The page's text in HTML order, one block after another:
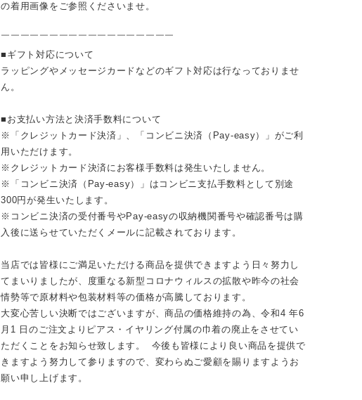
の着用画像をご参照くださいませ。
￣￣￣￣￣￣￣￣￣￣￣￣￣￣￣￣￣￣
■ギフト対応について
ラッピングやメッセージカードなどのギフト対応は行なっておりませ
ん。
■お支払い方法と決済手数料について
※「クレジットカード決済」、「コンビニ決済（Pay-easy）」がご利
用いただけます。
※クレジットカード決済にお客様手数料は発生いたしません。
※「コンビニ決済（Pay-easy）」はコンビニ支払手数料として別途
300円が発生いたします。
※コンビニ決済の受付番号やPay-easyの収納機関番号や確認番号は購
入後に送らせていただくメールに記載されております。
当店では皆様にご満足いただける商品を提供できますよう日々努力し
てまいりましたが、度重なる新型コロナウィルスの拡散や昨今の社会
情勢等で原材料や包装材料等の価格が高騰しております。
大変心苦しい決断ではございますが、商品の価格維持の為、令和4 年6
月1 日のご注文よりピアス・イヤリング付属の巾着の廃止をさせてい
ただくことをお知らせ致します。 今後も皆様により良い商品を提供で
きますよう努力して参りますので、変わらぬご愛顧を賜りますようお
願い申し上げます。